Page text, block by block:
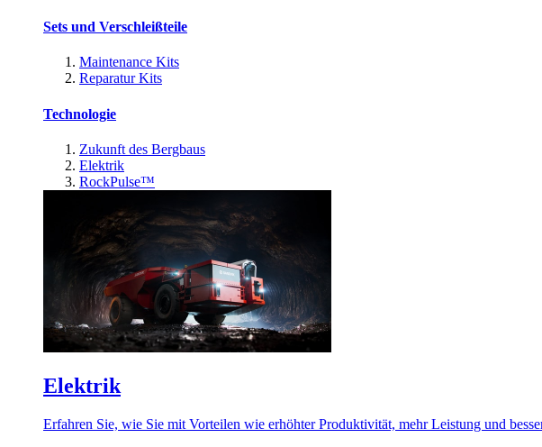
Sets und Verschleißteile
Maintenance Kits
Reparatur Kits
Technologie
Zukunft des Bergbaus
Elektrik
RockPulse™
Elektrik
Erfahren Sie, wie Sie mit Vorteilen wie erhöhter Produktivität, mehr Leistung und